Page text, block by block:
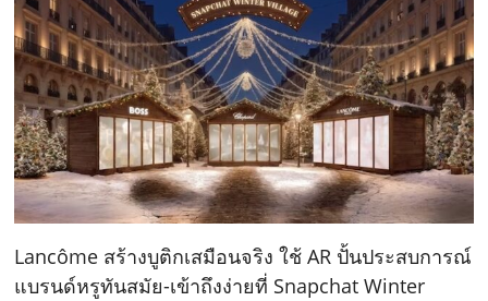
Lancôme สร้างบูติกเสมือนจริง ใช้ AR ปั้นประสบการณ์
แบรนด์หรูทันสมัย-เข้าถึงง่ายที่ Snapchat Winter